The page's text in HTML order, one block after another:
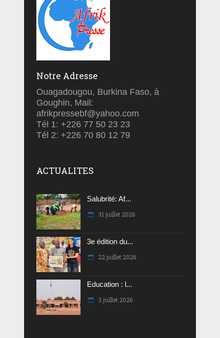
Notre Adresse
Ouagadougou, Burkina Faso, à
Goughin, Mail:
afrikpressebf@yahoo.com
Tél 1: +226 77 50 23 23
Tél 2: +226 70 80 12 79
ACTUALITES
Salubrité: Af...
31 juillet 2026
3e édition du...
22 juillet 2026
Education : l...
3 juillet 2026